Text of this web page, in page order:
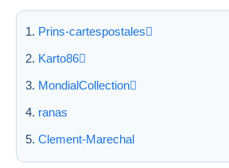
Prins-cartespostales
Karto86
MondialCollection
ranas
Clement-Marechal